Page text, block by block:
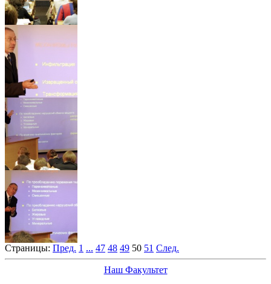
Страницы: Пред. 1 ... 47 48 49 50 51 След.
Наш Факультет